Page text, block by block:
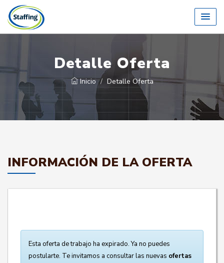
Detalle Oferta
Inicio Detalle Oferta
INFORMACIÓN DE LA OFERTA
Esta oferta de trabajo ha expirado. Ya no puedes
postularte. Te invitamos a consultar las nuevas ofertas